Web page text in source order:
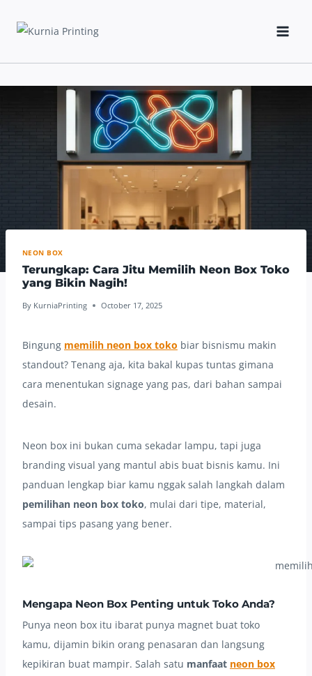
NEON BOX
Terungkap: Cara Jitu Memilih Neon Box Toko
yang Bikin Nagih!
By KurniaPrinting October 17, 2025
Bingung memilih neon box toko biar bisnismu makin
standout? Tenang aja, kita bakal kupas tuntas gimana
cara menentukan signage yang pas, dari bahan sampai
desain.
Neon box ini bukan cuma sekadar lampu, tapi juga
branding visual yang mantul abis buat bisnis kamu. Ini
panduan lengkap biar kamu nggak salah langkah dalam
pemilihan neon box toko, mulai dari tipe, material,
sampai tips pasang yang bener.
Mengapa Neon Box Penting untuk Toko Anda?
Punya neon box itu ibarat punya magnet buat toko
kamu, dijamin bikin orang penasaran dan langsung
kepikiran buat mampir. Salah satu manfaat neon box